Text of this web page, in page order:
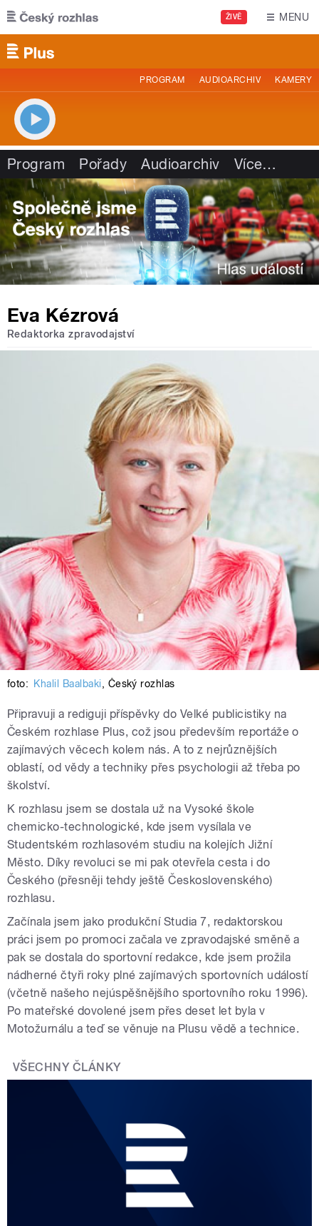
Přejít k hlavnímu obsahu
ŽIVĚ MENU
PROGRAM AUDIOARCHIV KAMERY
Program Pořady Audioarchiv Více…
Eva Kézrová
Redaktorka zpravodajství
foto: Khalil Baalbaki, Český rozhlas
Připravuji a rediguji příspěvky do Velké publicistiky na
Českém rozhlase Plus, což jsou především reportáže o
zajímavých věcech kolem nás. A to z nejrůznějších
oblastí, od vědy a techniky přes psychologii až třeba po
školství.
K rozhlasu jsem se dostala už na Vysoké škole
chemicko-technologické, kde jsem vysílala ve
Studentském rozhlasovém studiu na kolejích Jižní
Město. Díky revoluci se mi pak otevřela cesta i do
Českého (přesněji tehdy ještě Československého)
rozhlasu.
Začínala jsem jako produkční Studia 7, redaktorskou
práci jsem po promoci začala ve zpravodajské směně a
pak se dostala do sportovní redakce, kde jsem prožila
nádherné čtyři roky plné zajímavých sportovních událostí
(včetně našeho nejúspěšnějšího sportovního roku 1996).
Po mateřské dovolené jsem přes deset let byla v
Motožurnálu a teď se věnuje na Plusu vědě a technice.
VŠECHNY ČLÁNKY